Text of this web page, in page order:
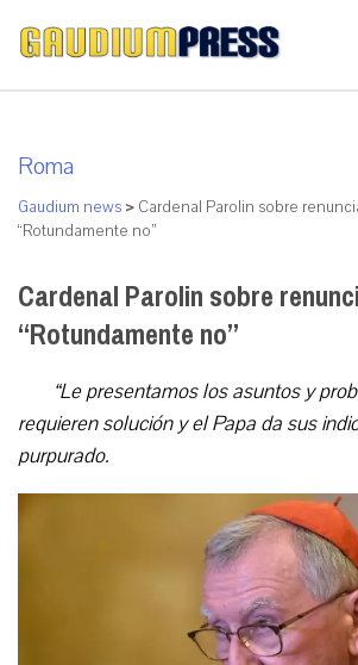
Roma
Gaudium news > Cardenal Parolin sobre
“Rotundamente no”
Cardenal Parolin sobre
“Rotundamente no”
“Le presentamos los asuntos y
requieren solución y el Papa da sus
purpurado.